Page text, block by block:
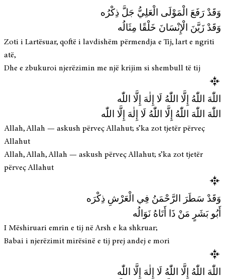
وَقَدْ رَفَعَ الْمَوْلَى الْعَلِيُّ جَلَّ ذِكْرُه
وَقَدْ زَيَّنَ الْإِنْسَانَ خَلْقًا مِثَالُه
Zoti i Lartësuar, qoftë i lavdishëm përmendja e Tij, lart e ngriti
atë,
Dhe e zbukuroi njerëzimin me një krijim si shembull të tij
اللّٰهَ اللّٰهُ إِلَّا اللّٰهُ لَا إِلٰهَ إِلَّا اللّٰه
اللّٰهَ اللّٰهَ اللّٰهُ إِلَّا اللّٰهُ لَا إِلٰهَ إِلَّا اللّٰه
Allah, Allah — askush përveç Allahut; s’ka zot tjetër përveç
Allahut
Allah, Allah, Allah — askush përveç Allahut; s’ka zot tjetër
përveç Allahut
وَقَدْ سَطَرَ الرَّحْمَنُ فِي الْعَرْشِ ذِكْرَه
أَبُو بَشَرٍ مَنْ ذَا أَتَاهُ نَوَالُه
I Mëshiruari emrin e tij në Arsh e ka shkruar;
Babai i njerëzimit mirësinë e tij prej andej e mori
اللّٰهَ اللّٰهُ إِلَّا اللّٰهُ لَا إِلٰهَ إِلَّا اللّٰه